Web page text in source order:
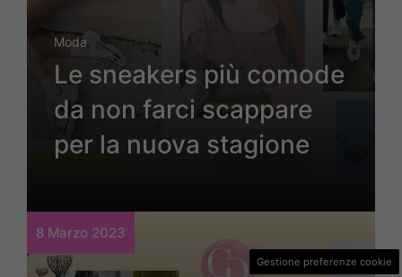
Moda
Le sneakers più comode
da non farci scappare
per la nuova stagione
8 Marzo 2023
Gestione preferenze cookie